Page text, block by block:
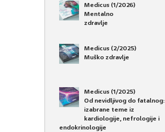
Medicus (1/2026)
Mentalno
zdravlje
Medicus (2/2025)
Muško zdravlje
Medicus (1/2025)
Od nevidljivog do fatalnog:
izabrane teme iz
kardiologije, nefrologije i
endokrinologije